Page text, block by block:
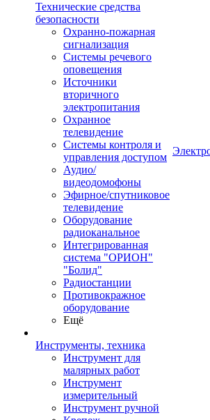
Технические средства
безопасности
Охранно-пожарная
сигнализация
Системы речевого
оповещения
Источники
вторичного
электропитания
Охранное
телевидение
Системы контроля и
управления доступом
Аудио/
видеодомофоны
Эфирное/спутниковое
телевидение
Оборудование
радиоканальное
Интегрированная
система "ОРИОН"
"Болид"
Радиостанции
Противокражное
оборудование
Ещё
Инструменты, техника
Инструмент для
малярных работ
Инструмент
измерительный
Инструмент ручной